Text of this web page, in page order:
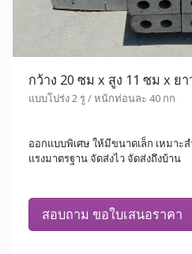
กว้าง 20 ซม x สูง 11 ซม x ย
แบบโปร่ง 2 รู / หนักท่อนละ 40 กก
ออกแบบพิเศษ ให้มีขนาดเล็ก เหมาะ
แรงมาตรฐาน จัดส่งไว จัดส่งถึงบ้าน
สอบถาม ขอใบเสนอราคา